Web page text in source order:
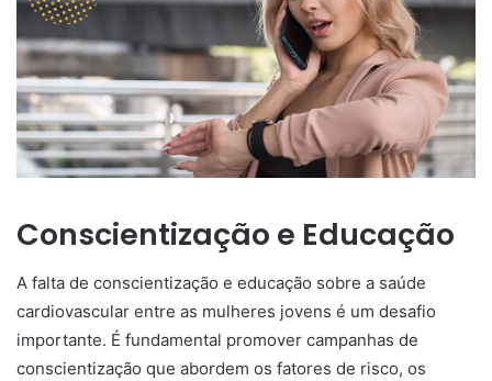
Conscientização e Educação
A falta de conscientização e educação sobre a saúde
cardiovascular entre as mulheres jovens é um desafio
importante. É fundamental promover campanhas de
conscientização que abordem os fatores de risco, os